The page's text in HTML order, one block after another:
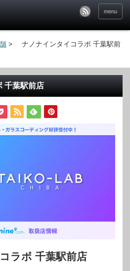
menu
>
ナノナインタイコラボ 千葉駅前
千葉駅前店
ラボ 千葉駅前店